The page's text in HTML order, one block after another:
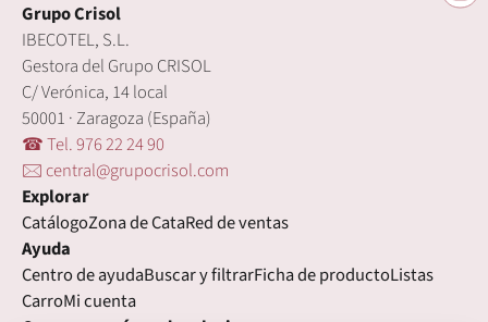
Grupo Crisol
IBECOTEL, S.L.
Gestora del Grupo CRISOL
C/ Verónica, 14 local
50001 · Zaragoza (España)
☎ Tel. 976 22 24 90
🖂 central@grupocrisol.com
Explorar
CatálogoZona de CataRed de ventas
Ayuda
Centro de ayudaBuscar y filtrarFicha de productoListas
CarroMi cuenta